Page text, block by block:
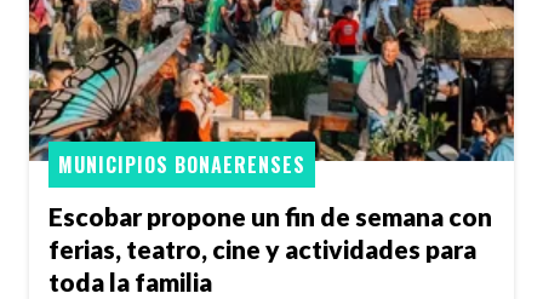
Escobar propone un fin de semana con
ferias, teatro, cine y actividades para
toda la familia
MUNICIPIOS BONAERENSES